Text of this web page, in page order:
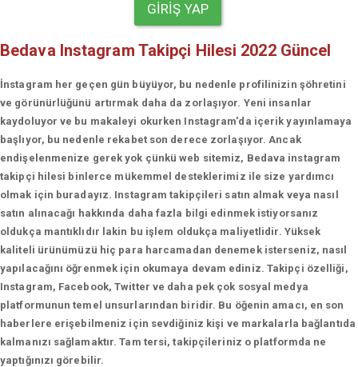
GIRIŞ YAP
Bedava Instagram Takipçi Hilesi 2022 Güncel
İnstagram her geçen gün büyüyor, bu nedenle profilinizin şöhretini
ve görünürlüğünü artırmak daha da zorlaşıyor. Yeni insanlar
kaydoluyor ve bu makaleyi okurken Instagram'da içerik yayınlamaya
başlıyor, bu nedenle rekabet son derece zorlaşıyor. Ancak
endişelenmenize gerek yok çünkü web sitemiz, Bedava instagram
takipçi hilesi binlerce mükemmel desteklerimiz ile size yardımcı
olmak için buradayız. Instagram takipçileri satın almak veya nasıl
satın alınacağı hakkında daha fazla bilgi edinmek istiyorsanız
oldukça mantıklıdır lakin bu işlem oldukça maliyetlidir. Yüksek
kaliteli ürünümüzü hiç para harcamadan denemek isterseniz, nasıl
yapılacağını öğrenmek için okumaya devam ediniz. Takipçi özelliği,
Instagram, Facebook, Twitter ve daha pek çok sosyal medya
platformunun temel unsurlarından biridir. Bu öğenin amacı, en son
haberlere erişebilmeniz için sevdiğiniz kişi ve markalarla bağlantıda
kalmanızı sağlamaktır. Tam tersi, takipçileriniz o platformda ne
yaptığınızı görebilir.